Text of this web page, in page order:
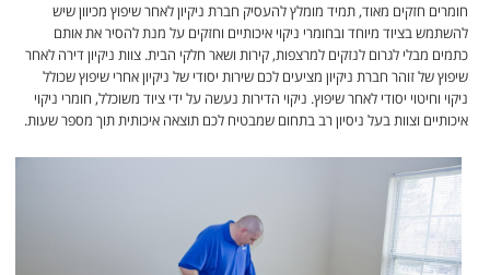
חומרים חזקים מאוד, תמיד מומלץ להעסיק חברת ניקיון לאחר שיפוץ מכיוון שיש
להשתמש בציוד מיוחד ובחומרי ניקוי איכותיים וחזקים על מנת להסיר את אותם
כתמים מבלי לגרום לנזקים למרצפות, קירות ושאר חלקי הבית. צוות ניקיון דירה לאחר
שיפוץ של זוהר חברת ניקיון מציעים לכם שירות יסודי של ניקיון אחרי שיפוץ שכולל
ניקוי וחיטוי יסודי לאחר שיפוץ. ניקוי הדירות נעשה על ידי ציוד משוכלל, חומרי ניקוי
איכותיים וצוות בעל ניסיון רב בתחום שמבטיח לכם תוצאה איכותית תוך מספר שעות.